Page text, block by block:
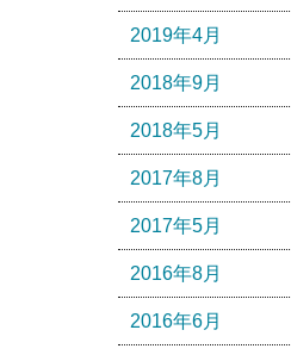
2019年4月
2018年9月
2018年5月
2017年8月
2017年5月
2016年8月
2016年6月